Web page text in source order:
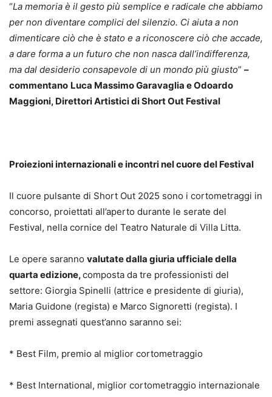
“La memoria è il gesto più semplice e radicale che abbiamo
per non diventare complici del silenzio. Ci aiuta a non
dimenticare ciò che è stato e a riconoscere ciò che accade,
a dare forma a un futuro che non nasca dall’indifferenza,
ma dal desiderio consapevole di un mondo più giusto” –
commentano Luca Massimo Garavaglia e Odoardo
Maggioni, Direttori Artistici di Short Out Festival
Proiezioni internazionali e incontri nel cuore del Festival
Il cuore pulsante di Short Out 2025 sono i cortometraggi in
concorso, proiettati all’aperto durante le serate del
Festival, nella cornice del Teatro Naturale di Villa Litta.
Le opere saranno valutate dalla giuria ufficiale della
quarta edizione,composta da tre professionisti del
settore: Giorgia Spinelli (attrice e presidente di giuria),
Maria Guidone (regista) e Marco Signoretti (regista). I
premi assegnati quest’anno saranno sei:
* Best Film, premio al miglior cortometraggio
* Best International, miglior cortometraggio internazionale